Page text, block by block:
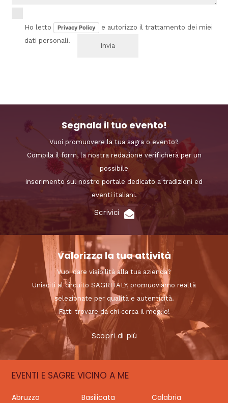
Ho letto Privacy Policy
e autorizzo il trattamento dei miei
dati personali.
Segnala il tuo evento!
Vuoi promuovere la tua sagra o evento?
Compila il form, la nostra redazione verificherà per un
possibile
inserimento sul nostro portale dedicato a tradizioni ed
eventi italiani.
Scrivici
Valorizza la tua attività
Vuoi dare visibilità alla tua azienda?
Unisciti al circuito SAGRITALY, promuoviamo realtà
selezionate per qualità e autenticità.
Fatti trovare da chi cerca il meglio!
Scopri di più
EVENTI E SAGRE VICINO A ME
Abruzzo Basilicata
Calabria